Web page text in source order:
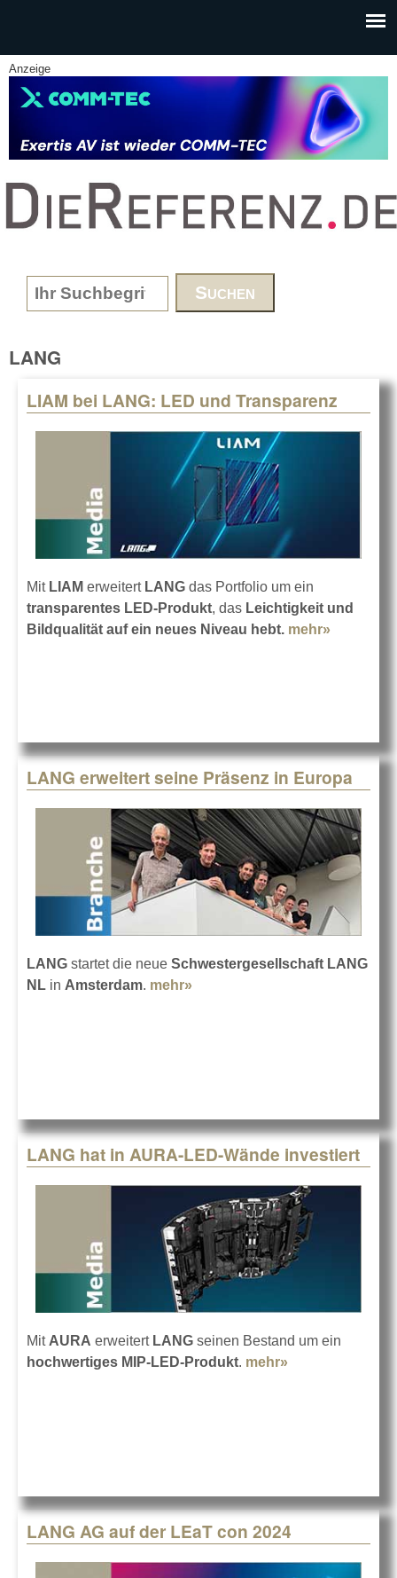
Anzeige
www.DieReferenz.de
Search form
LANG
LIAM bei LANG: LED und Transparenz
Mit LIAM erweitert LANG das Portfolio um ein
transparentes LED-Produkt, das Leichtigkeit und
Bildqualität auf ein neues Niveau hebt. mehr»
LANG erweitert seine Präsenz in Europa
LANG startet die neue Schwestergesellschaft LANG
NL in Amsterdam. mehr»
LANG hat in AURA-LED-Wände investiert
Mit AURA erweitert LANG seinen Bestand um ein
hochwertiges MIP-LED-Produkt. mehr»
LANG AG auf der LEaT con 2024
Pages